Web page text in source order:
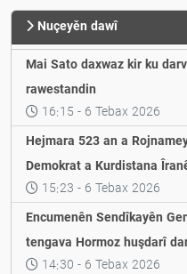
Nuçeyěn dawî
Mai Sato daxwaz kir ku
rawestandin
16:15 - 6 Tebax 2026
Hejmara 523 an a
Demokrat a Kurdistana
15:23 - 6 Tebax 2026
Encumenên Sendîkayên
tengava Hormoz huşdarî
14:30 - 6 Tebax 2026